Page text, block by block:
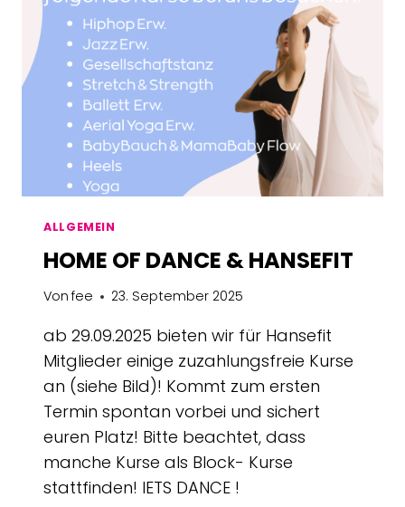
ALLGEMEIN
HOME OF DANCE & HANSEFIT
Von fee 23. September 2025
ab 29.09.2025 bieten wir für Hansefit
Mitglieder einige zuzahlungsfreie Kurse
an (siehe Bild)! Kommt zum ersten
Termin spontan vorbei und sichert
euren Platz! Bitte beachtet, dass
manche Kurse als Block- Kurse
stattfinden! lETS DANCE !